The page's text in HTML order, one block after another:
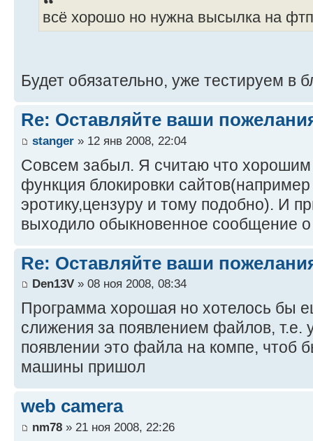
всё хорошо но нужна высылка на
Будет обязательно, уже тестируем в
Re: Оставляйте ваши
stanger » 12 янв 2008, 22:04
Совсем забыл. Я считаю что
функция блокировки
эротику,цензуру и тому подобно). И
выходило обыкновенное сообщение о
Re: Оставляйте ваши
Den13V » 08 ноя 2008, 08:34
Программа хорошая но хотелось бы
слижения за появлением файлов, т.е.
появлении это файла на компе, чтоб
машины пришол
web camera
nm78 » 21 ноя 2008, 22:26